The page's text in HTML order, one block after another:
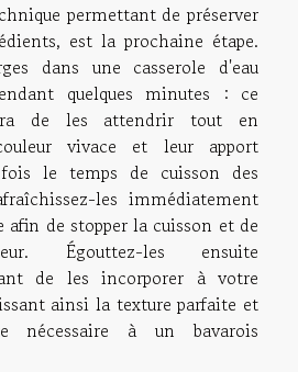
permettant de préserver
est la prochaine étape.
dans une casserole d'eau
quelques minutes : ce
de les attendrir tout en
vivace et leur apport
le temps de cuisson des
les immédiatement
afin de stopper la cuisson et de
Égouttez-les ensuite
de les incorporer à votre
ainsi la texture parfaite et
nécessaire à un bavarois